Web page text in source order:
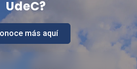
UdeC?
más aquí